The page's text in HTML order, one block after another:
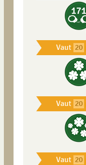
Vaut 20
Vaut 20
Vaut 20